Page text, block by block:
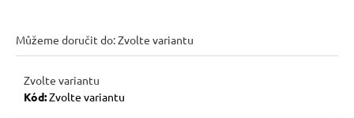
Můžeme doručit do:Zvolte variantu
Zvolte variantu
Kód:Zvolte variantu
u
e
m